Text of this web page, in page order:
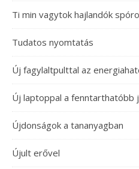
Ti min vagytok hajlandók
Tudatos nyomtatás
Új fagylaltpulttal az
Új laptoppal a fenntarthatóbb
Újdonságok a tananyagban
Újult erővel